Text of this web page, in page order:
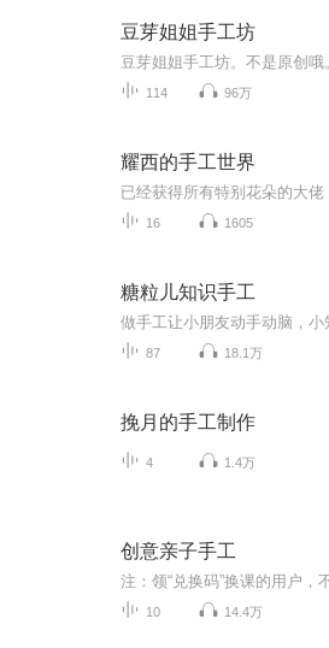
豆芽姐姐手工坊
豆芽姐姐手工坊。不是原创哦
114 96万
耀西的手工世界
已经获得所有特别花朵的大佬
16 1605
糖粒儿知识手工
87 18.1万
挽月的手工制作
4 1.4万
创意亲子手工
10 14.4万